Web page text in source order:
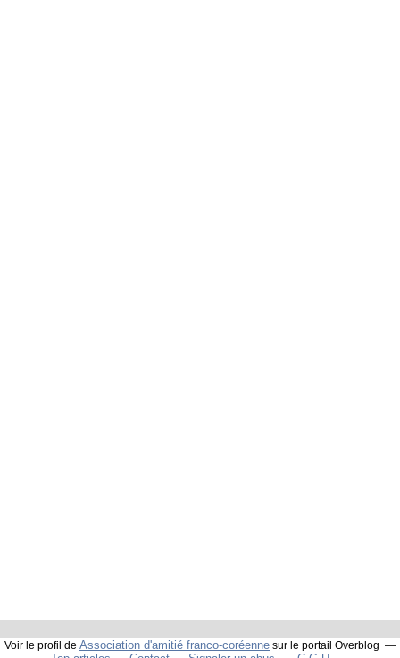
Voir le profil de Association d'amitié franco-coréenne sur le portail Overblog